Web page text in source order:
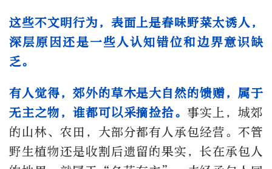
这些不文明行为，表面上是春味野菜太诱人，
深层原因还是一些人认知错位和边界意识缺
乏。
有人觉得，郊外的草木是大自然的馈赠，属于
无主之物，谁都可以采摘捡拾。 事实上，城郊
的山林、农田，大部分都有人承包经营。不管
野生植物还是收割后遗留的果实，长在承包人